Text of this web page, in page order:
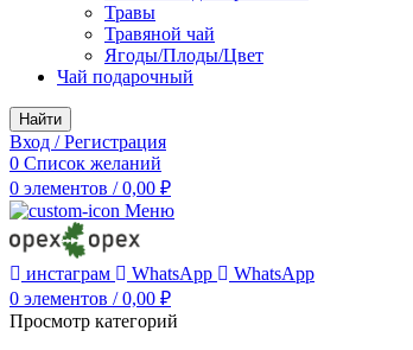
Травы
Травяной чай
Ягоды/Плоды/Цвет
Чай подарочный
Найти
Вход / Регистрация
0 Список желаний
0 элементов / 0,00 ₽
Меню
инстаграм WhatsApp
WhatsApp
0 элементов / 0,00 ₽
Просмотр категорий